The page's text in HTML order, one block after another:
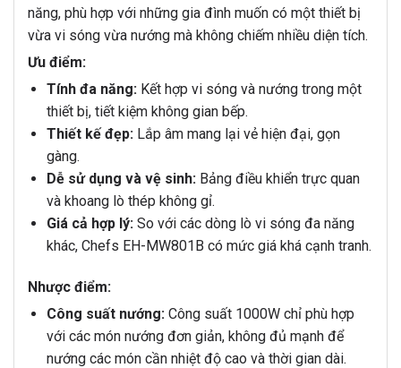
năng, phù hợp với những gia đình muốn có một thiết bị
vừa vi sóng vừa nướng mà không chiếm nhiều diện tích.
Ưu điểm:
Tính đa năng:Kết hợp vi sóng và nướng trong một
thiết bị, tiết kiệm không gian bếp.
Thiết kế đẹp:Lắp âm mang lại vẻ hiện đại, gọn
gàng.
Dễ sử dụng và vệ sinh:Bảng điều khiển trực quan
và khoang lò thép không gỉ.
Giá cả hợp lý:So với các dòng lò vi sóng đa năng
khác, Chefs EH-MW801B có mức giá khá cạnh tranh.
Nhược điểm:
Công suất nướng:Công suất 1000W chỉ phù hợp
với các món nướng đơn giản, không đủ mạnh để
nướng các món cần nhiệt độ cao và thời gian dài.